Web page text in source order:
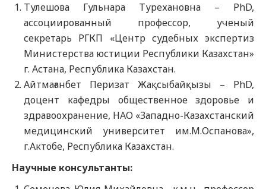
Тулешова Гульнара Турехановна – PhD,
ассоциированный профессор, ученый
секретарь РГКП «Центр судебных экспертиз
Министерства юстиции Республики Казахстан»
г. Астана, Республика Казахстан.
Айтмағанбет Перизат Жақсыбайқызы – PhD,
доцент кафедры общественное здоровье и
здравоохранение, НАО «Западно-Казахстанский
медицинский университет им.М.Оспанова»,
г.Актобе, Республика Казахстан.
Научные консультанты: